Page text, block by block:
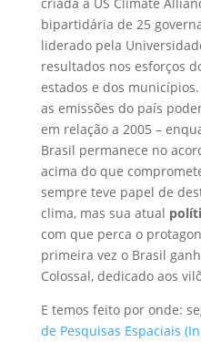
bipartidária de 25
liderado pela
resultados nos esforços
estados e dos municípios.
as emissões do país
em relação a 2005 –
Brasil permanece no
acima do que
sempre teve papel de
clima, mas sua atual
com que perca o
primeira vez o Brasil
Colossal, dedicado aos
E temos feito por onde:
de Pesquisas Espaciais